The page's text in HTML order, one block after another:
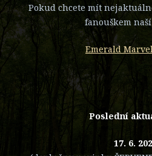
Pokud chcete mít
fanouškem
Emerald
Poslední
17. 6.